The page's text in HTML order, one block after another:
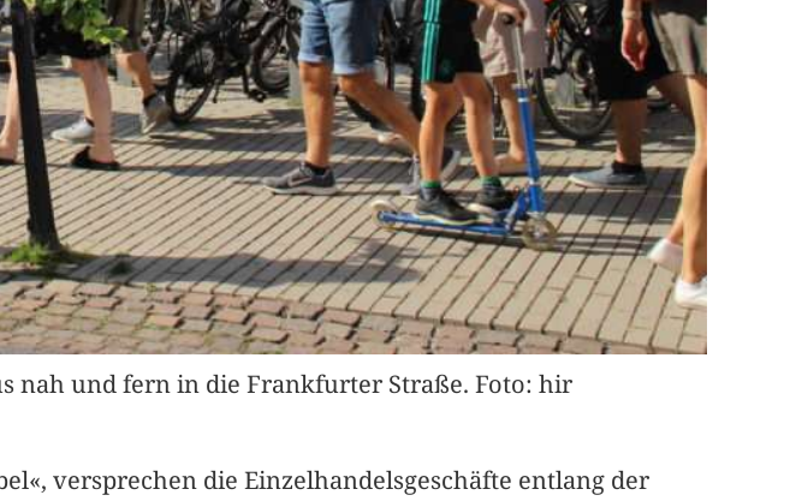
nah und fern in die Frankfurter Straße. Foto: hir
versprechen die Einzelhandelsgeschäfte entlang der